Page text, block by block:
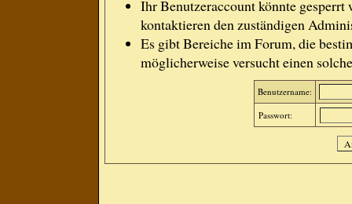
Ihr Benutzeraccount könnte gesperrt
kontaktieren den zuständigen
Es gibt Bereiche im Forum, die
möglicherweise versucht einen
Benutzername:
Passwort: